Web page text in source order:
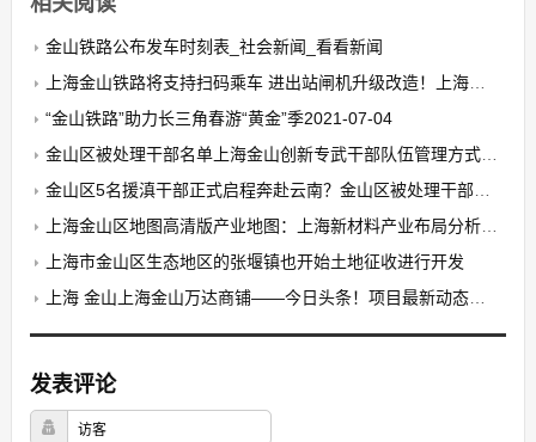
金山铁路公布发车时刻表_社会新闻_看看新闻
上海金山铁路将支持扫码乘车 进出站闸机升级改造！上海金山铁路时刻表
“金山铁路”助力长三角春游“黄金”季2021-07-04
金山区被处理干部名单上海金山创新专武干部队伍管理方式：57名干部进入“储备人才库”
金山区5名援滇干部正式启程奔赴云南？金山区被处理干部名单
上海金山区地图高清版产业地图：上海新材料产业布局分析 金山区企业占比最高（图）
上海市金山区生态地区的张堰镇也开始土地征收进行开发
上海 金山上海金山万达商铺——今日头条！项目最新动态———请看图文解析↓
发表评论